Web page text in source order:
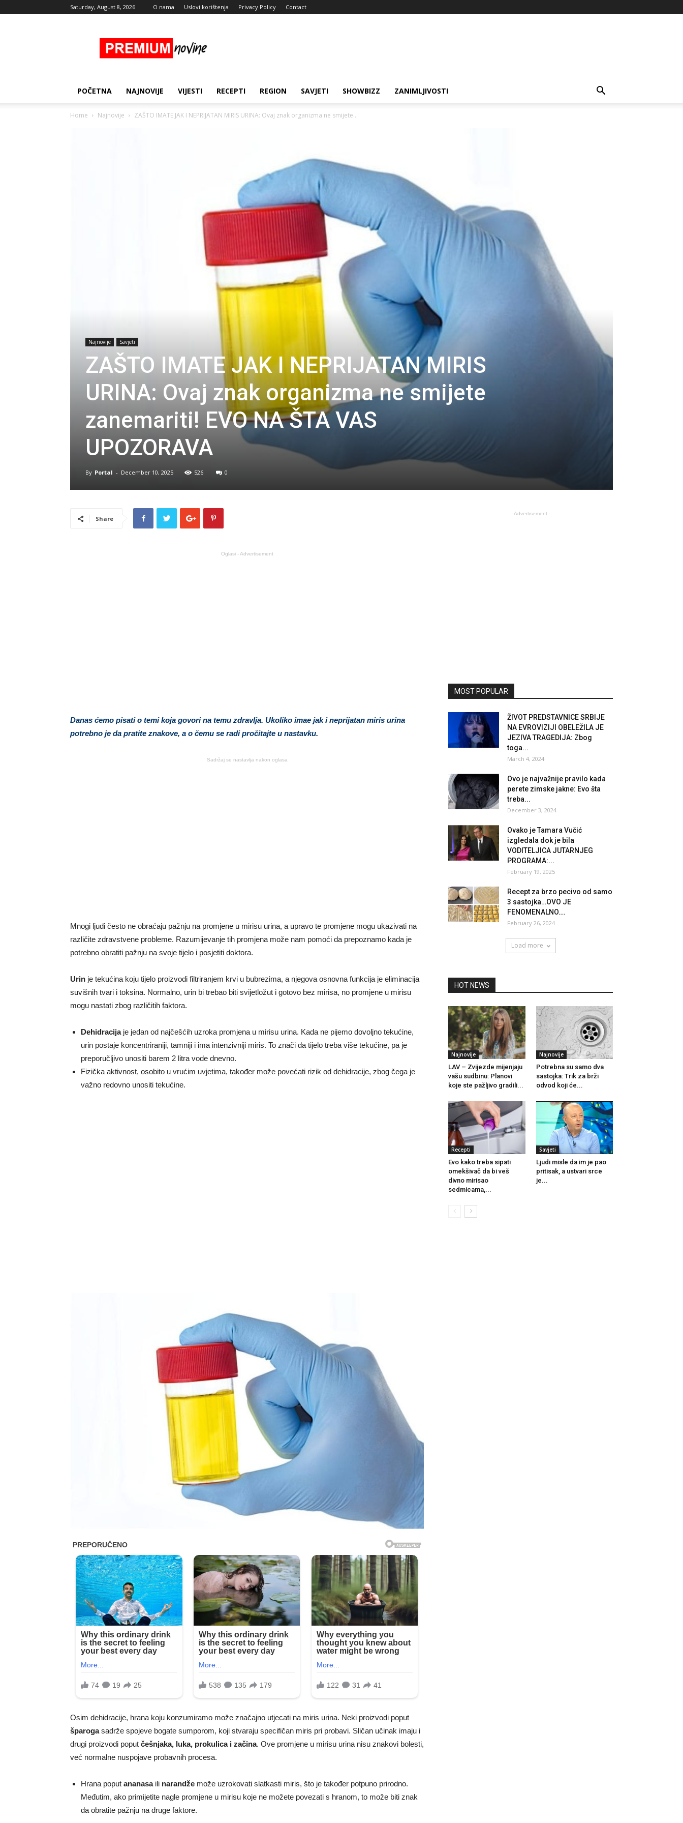
Saturday, August 8, 2026 O nama Uslovi korištenja Privacy Policy Contact
Novine
POČETNA NAJNOVIJE VIJESTI RECEPTI REGION SAVJETI SHOWBIZZ ZANIMLJIVOSTI
Home Najnovije ZAŠTO IMATE JAK I NEPRIJATAN MIRIS URINA: Ovaj znak organizma ne smijete...
Najnovije Savjeti
ZAŠTO IMATE JAK I NEPRIJATAN MIRIS
URINA: Ovaj znak organizma ne smijete
zanemariti! EVO NA ŠTA VAS
UPOZORAVA
By Portal - December 10, 2025 526 0
Share
Oglasi - Advertisement
Danas ćemo pisati o temi koja govori na temu zdravlja. Ukoliko imae jak i neprijatan miris urina
potrebno je da pratite znakove, a o čemu se radi pročitajte u nastavku.
Sadržaj se nastavlja nakon oglasa
Mnogi ljudi često ne obraćaju pažnju na promjene u mirisu urina, a upravo te promjene mogu ukazivati na
različite zdravstvene probleme. Razumijevanje tih promjena može nam pomoći da prepoznamo kada je
potrebno obratiti pažnju na svoje tijelo i posjetiti doktora.
Urin je tekućina koju tijelo proizvodi filtriranjem krvi u bubrezima, a njegova osnovna funkcija je eliminacija
suvišnih tvari i toksina. Normalno, urin bi trebao biti svijetložut i gotovo bez mirisa, no promjene u mirisu
mogu nastati zbog različitih faktora.
Dehidracijaje jedan od najčešćih uzroka promjena u mirisu urina. Kada ne pijemo dovoljno tekućine,
urin postaje koncentriraniji, tamniji i ima intenzivniji miris. To znači da tijelo treba više tekućine, pa je
preporučljivo unositi barem 2 litra vode dnevno.
Fizička aktivnost, osobito u vrućim uvjetima, također može povećati rizik od dehidracije, zbog čega je
važno redovno unositi tekućine.
Osim dehidracije, hrana koju konzumiramo može značajno utjecati na miris urina. Neki proizvodi poput
šparogasadrže spojeve bogate sumporom, koji stvaraju specifičan miris pri probavi. Sličan učinak imaju i
drugi proizvodi poput češnjaka, luka, prokulica i začina. Ove promjene u mirisu urina nisu znakovi bolesti,
već normalne nuspojave probavnih procesa.
Hrana poput ananasaili narandže može uzrokovati slatkasti miris, što je također potpuno prirodno.
Međutim, ako primijetite nagle promjene u mirisu koje ne možete povezati s hranom, to može biti znak
da obratite pažnju na druge faktore.
- Advertisement -
MOST POPULAR
ŽIVOT PREDSTAVNICE SRBIJE
NA EVROVIZIJI OBELEŽILA JE
JEZIVA TRAGEDIJA: Zbog
toga...
March 4, 2024
Ovo je najvažnije pravilo kada
perete zimske jakne: Evo šta
treba...
December 3, 2024
Ovako je Tamara Vučić
izgledala dok je bila
VODITELJICA JUTARNJEG
PROGRAMA:...
February 19, 2025
Recept za brzo pecivo od samo
3 sastojka…OVO JE
FENOMENALNO….
February 26, 2024
Load more
HOT NEWS
Najnovije
LAV – Zvijezde mijenjaju
vašu sudbinu: Planovi
koje ste pažljivo gradili...
Najnovije
Potrebna su samo dva
sastojka: Trik za brži
odvod koji će...
Recepti
Evo kako treba sipati
omekšivač da bi veš
divno mirisao
sedmicama,...
Savjeti
Ljudi misle da im je pao
pritisak, a ustvari srce
je...